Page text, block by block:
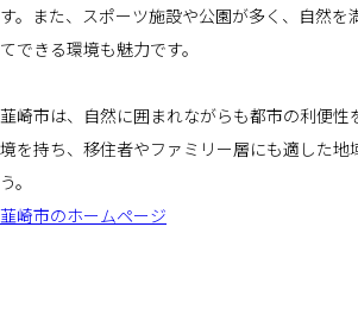
す。また、スポーツ施設や公園が多く、自然を
てできる環境も魅力です。
韮崎市は、自然に囲まれながらも都市の利便性
境を持ち、移住者やファミリー層にも適した地
う。
韮崎市のホームページ